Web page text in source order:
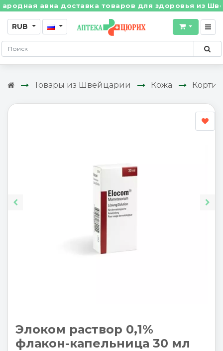
авиа доставка товаров для здоровья из
RUB
Товары из Швейцарии Кожа
Элоком раствор 0,1%
флакон-капельница 30 мл